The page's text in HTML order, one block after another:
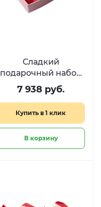
Сладкий
подарочный набор
Kinder Heart
7 938 руб.
Купить в 1 клик
В корзину